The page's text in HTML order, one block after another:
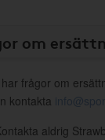
om
frågor om
kontakta
aldrig